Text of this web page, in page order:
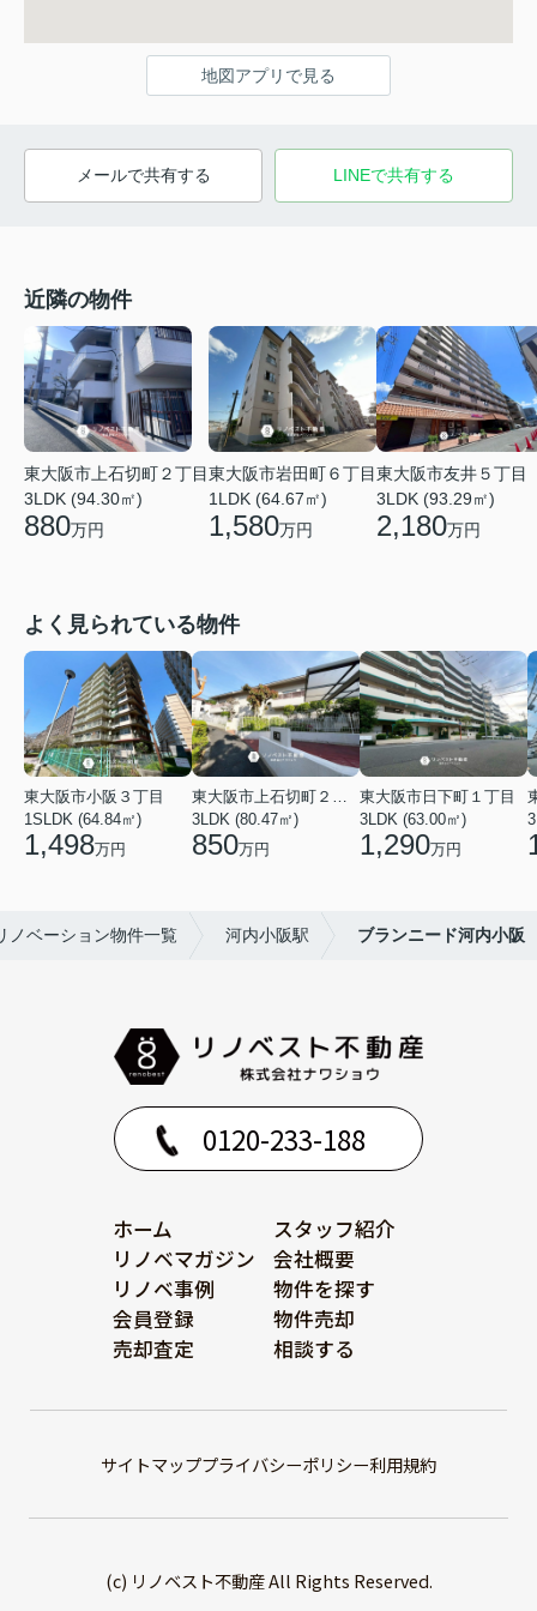
地図アプリで見る
メールで共有する LINEで共有する
近隣の物件
東大阪市上石切町２丁目
3LDK (94.30㎡)
880万円
東大阪市岩田町６丁目
1LDK (64.67㎡)
1,580万円
東大阪市友井５丁目
3LDK (93.29㎡)
2,180万円
よく見られている物件
東大阪市小阪３丁目
1SLDK (64.84㎡)
1,498万円
3LDK (80.47㎡)
850万円
東大阪市日下町１丁目
3LDK (63.00㎡)
1,290万円
ノベーション物件一覧 河内小阪駅 ブランニード河内小阪
0120-233-188
ホーム
スタッフ紹介
リノベマガジン
会社概要
リノベ事例
物件を探す
会員登録
物件売却
売却査定
相談する
サイトマッププライバシーポリシー利用規約
(c) リノベスト不動産 All Rights Reserved.